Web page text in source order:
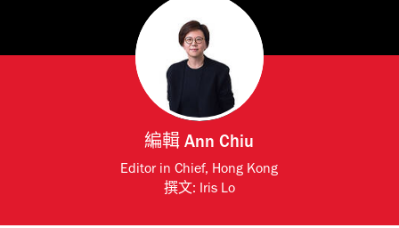
編輯Ann Chiu
Editor in Chief, Hong Kong
撰文: Iris Lo